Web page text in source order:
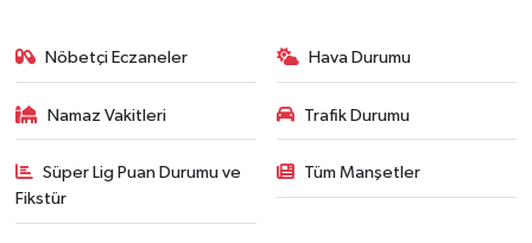
Nöbetçi Eczaneler Hava Durumu
Namaz Vakitleri Trafik Durumu
Süper Lig Puan Durumu ve
Fikstür
Tüm Manşetler